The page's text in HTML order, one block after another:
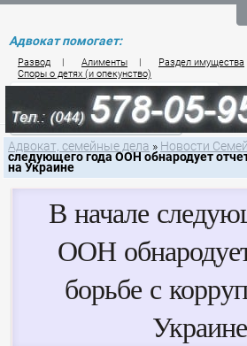
Адвокат помогает:
Развод | Алименты | Раздел имущества
Споры о детях (и опекунство)
Цены на услуги по семейному праву
Контакты семейного юриста
Адвокат, семейные дела » Новости
следующего года ООН обнародует
на Украине
В начале
ООН
борьбе с
Украине